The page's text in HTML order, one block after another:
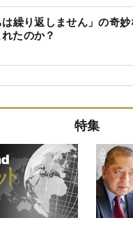
は繰り返しません」の奇
たのか？
特集